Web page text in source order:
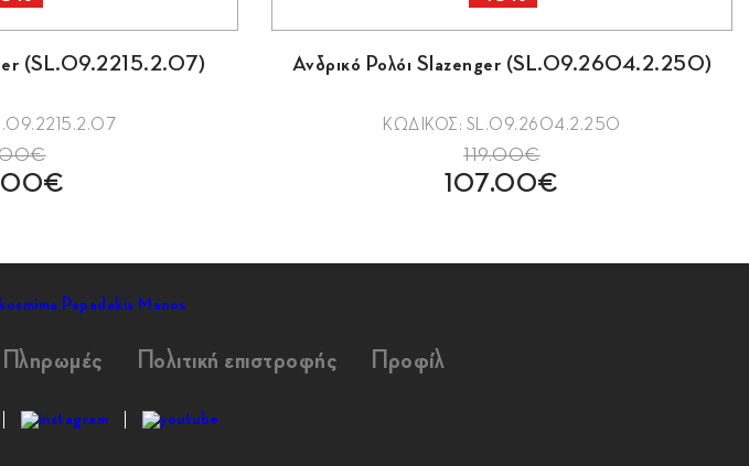
(SL.09.2215.2.07) Ανδρικό Ρολόι Slazenger (SL.09.2604.2.250)
ΚΩΔΙΚΟΣ: SL.09.2604.2.250
119.00€
107.00€
Πολιτική επιστροφής Προφίλ